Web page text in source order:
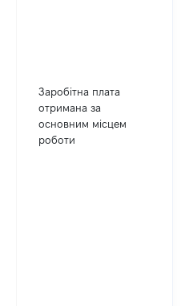
Заробітна плата
отримана за
основним місцем
роботи